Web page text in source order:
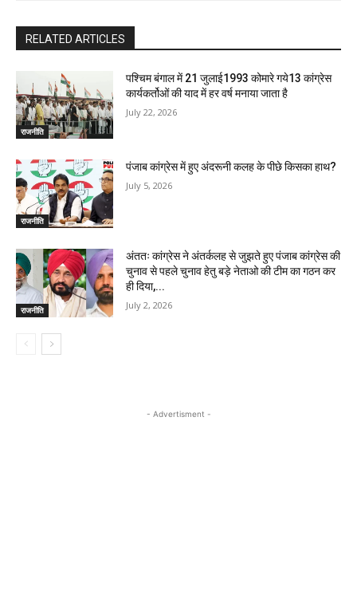
RELATED ARTICLES
राजनीति
पश्चिम बंगाल में 21 जुलाई1993 कोमारे गये13 कांग्रेस
कार्यकर्तोओं की याद में हर वर्ष मनाया जाता है
July 22, 2026
राजनीति
पंजाब कांग्रेस में हुए अंदरूनी कलह के पीछे किसका हाथ?
July 5, 2026
राजनीति
अंततः कांग्रेस ने अंतर्कलह से जुझते हुए पंजाब कांग्रेस की
चुनाव से पहले चुनाव हेतु बड़े नेताओ की टीम का गठन कर
ही दिया,...
July 2, 2026
- Advertisment -